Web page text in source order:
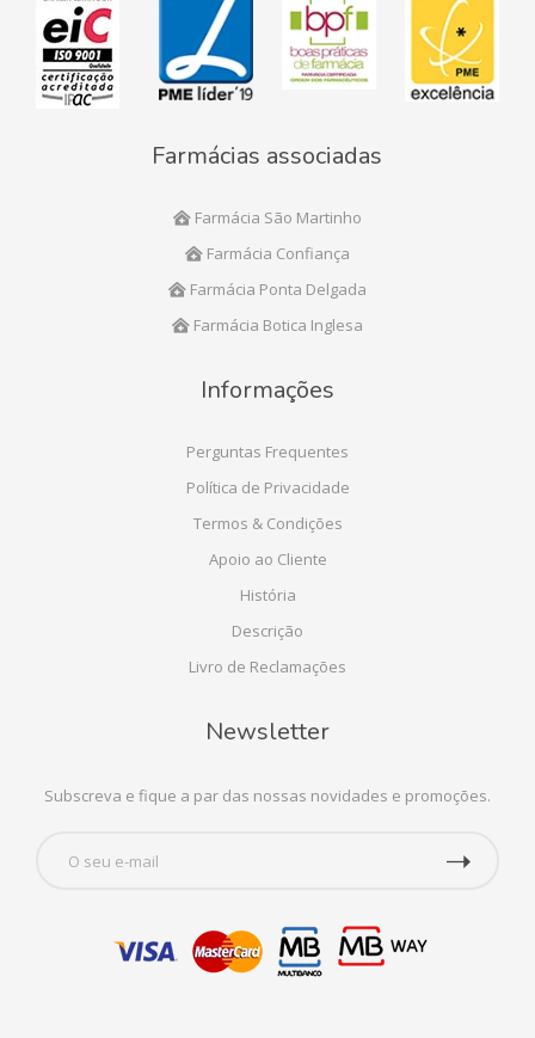
Farmácias associadas
Farmácia São Martinho
Farmácia Confiança
Farmácia Ponta Delgada
Farmácia Botica Inglesa
Informações
Perguntas Frequentes
Política de Privacidade
Termos & Condições
Apoio ao Cliente
História
Descrição
Livro de Reclamações
Newsletter
Subscreva e fique a par das nossas novidades e promoções.